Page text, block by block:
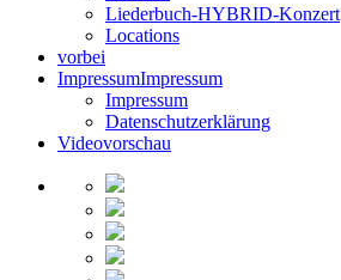
Liederbuch-HYBRID-Konzert
Locations
vorbei
ImpressumImpressum
Impressum
Datenschutzerklärung
Videovorschau